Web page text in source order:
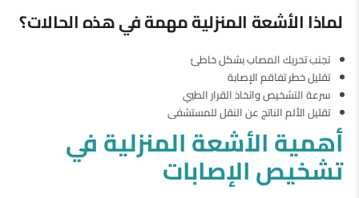
لماذاالأشعةالمنزليةمهمةفيهذهالحالات؟
تجنب تحريك المصاب بشكل خاطئ
تقليل خطر تفاقم الإصابة
سرعة التشخيص واتخاذ القرار الطبي
تقليل الألم الناتج عن النقل للمستشفى
أهميةالأشعةالمنزليةفي
تشخيصالإصابات